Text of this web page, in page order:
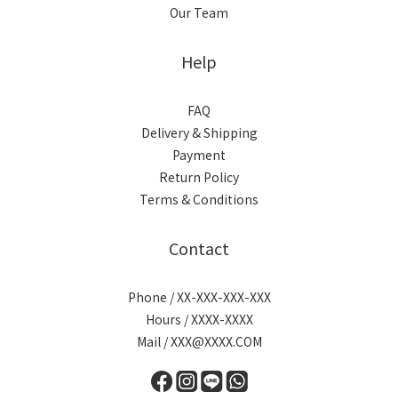
Our Team
Help
FAQ
Delivery & Shipping
Payment
Return Policy
Terms & Conditions
Contact
Phone / XX-XXX-XXX-XXX
Hours / XXXX-XXXX
Mail / XXX@XXXX.COM